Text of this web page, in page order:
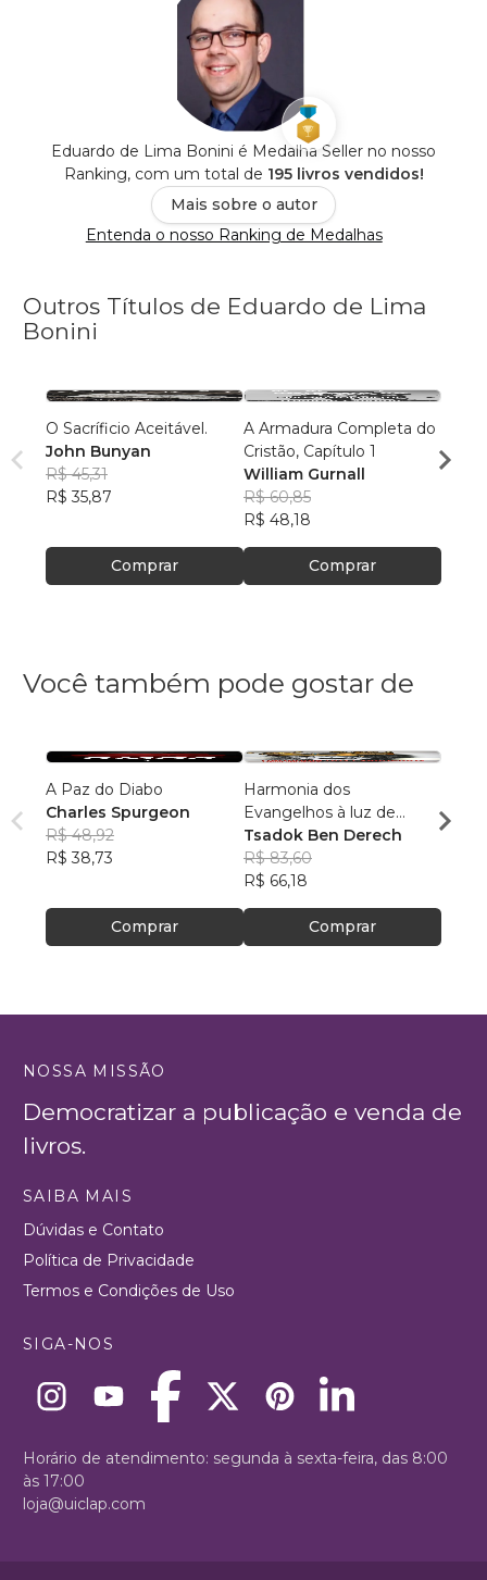
Eduardo de Lima Bonini é Medalha Seller no nosso
Ranking, com um total de 195 livros vendidos!
Mais sobre o autor
Entenda o nosso Ranking de Medalhas
Outros Títulos de Eduardo de Lima
Bonini
O Sacríficio Aceitável.
John Bunyan
R$ 45,31
R$ 35,87
Comprar
A Armadura Completa do
Cristão, Capítulo 1
William Gurnall
R$ 60,85
R$ 48,18
Comprar
Você também pode gostar de
A Paz do Diabo
Charles Spurgeon
R$ 48,92
R$ 38,73
Comprar
Harmonia dos
Evangelhos à luz de
manuscritos aramaicos e
da cultura judaica
Tsadok Ben Derech
R$ 83,60
R$ 66,18
Comprar
Luiz
R$
NOSSA MISSÃO
Democratizar a publicação e venda de
livros.
SAIBA MAIS
Dúvidas e Contato
Política de Privacidade
Termos e Condições de Uso
SIGA-NOS
Horário de atendimento: segunda à sexta-feira, das 8:00
às 17:00
loja@uiclap.com